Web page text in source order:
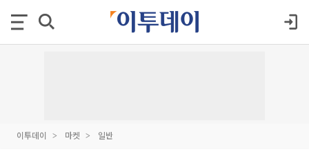
이투데이 마켓 일반